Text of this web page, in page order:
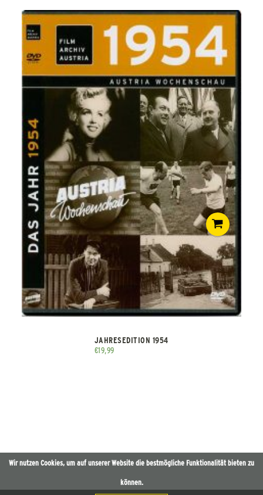
JAHRESEDITION 1954
€19,99
Wir nutzen Cookies, um auf unserer Website die bestmögliche Funktionalität bieten zu
können.